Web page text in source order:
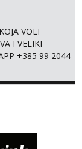
VOLI
I VELIKI
+385 99 2044